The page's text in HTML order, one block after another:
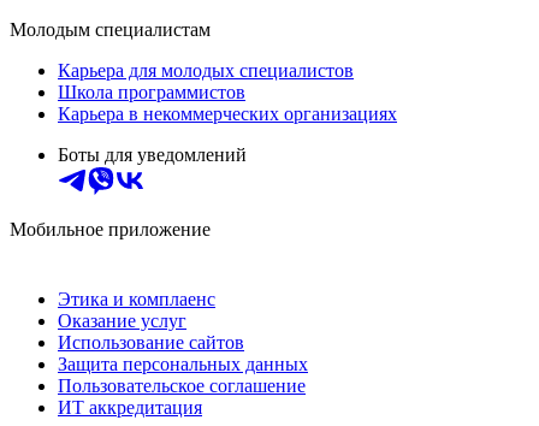
Молодым специалистам
Карьера для молодых специалистов
Школа программистов
Карьера в некоммерческих организациях
Боты для уведомлений
Мобильное приложение
Этика и комплаенс
Оказание услуг
Использование сайтов
Защита персональных данных
Пользовательское соглашение
ИТ аккредитация